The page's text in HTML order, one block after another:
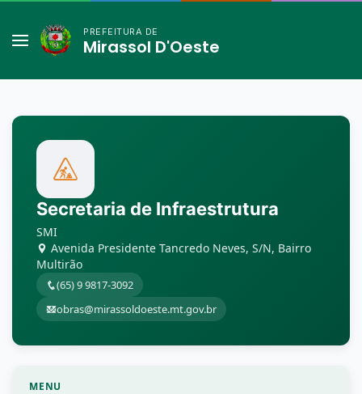
PREFEITURA DE
Mirassol D'Oeste
Secretaria de Infraestrutura
SMI
Avenida Presidente Tancredo Neves, S/N, Bairro
Multirão
(65) 9 9817-3092
obras@mirassoldoeste.mt.gov.br
MENU